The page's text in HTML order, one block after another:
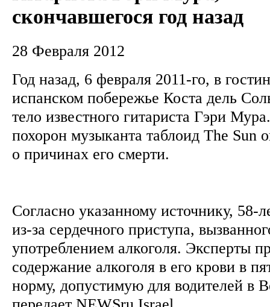
скончавшегося год назад
28 Февраля 2012
Год назад, 6 февраля 2011-го, в
испанском побережье Коста дель
тело известного гитариста Гэри
похорон музыканта таблоид The Sun
о причинах его смерти.
Согласно указанному источнику, 58-
из-за сердечного приступа,
употреблением алкоголя. Эксперты
содержание алкоголя в его крови в
норму, допустимую для водителей в